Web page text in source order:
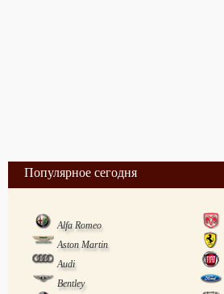
Популярное сегодня
Alfa Romeo
Aston Martin
Audi
Bentley